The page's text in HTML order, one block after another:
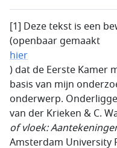
[1] Deze tekst is een
(openbaar gemaakt
hier
) dat de Eerste Kamer
basis van mijn
onderwerp.
van der Krieken & C.
of vloek:
Amsterdam University